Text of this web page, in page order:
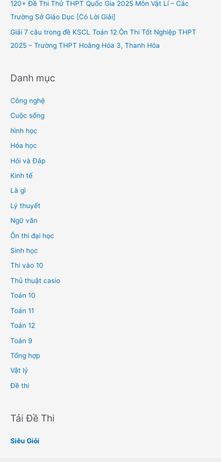
120+ Đề Thi Thử THPT Quốc Gia 2025 Môn Vật Lí – Các
Trường Sở Giáo Dục [Có Lời Giải]
Giải 7 câu trong đề KSCL Toán 12 Ôn Thi Tốt Nghiệp THPT
2025 – Trường THPT Hoằng Hóa 3, Thanh Hóa
Danh mục
Công nghệ
Cuộc sống
hình học
Hóa học
Hỏi và Đáp
Kinh tế
Là gì
Lý thuyết
Ngữ văn
Ôn thi đại học
Sinh học
Thi vào 10
Thủ thuật casio
Toán 10
Toán 11
Toán 12
Toán 9
Tổng hợp
Vật lý
Đề thi
Tải Đề Thi
Siêu Giỏi